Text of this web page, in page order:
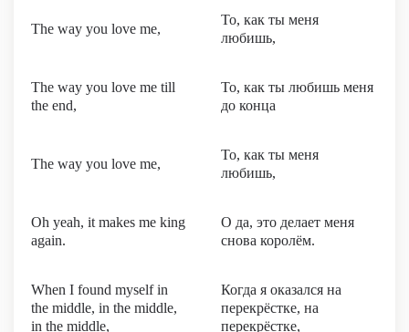
The way you love me,
То, как ты меня
любишь,
The way you love me till
the end,
То, как ты любишь меня
до конца
The way you love me,
То, как ты меня
любишь,
Oh yeah, it makes me king
again.
О да, это делает меня
снова королём.
When I found myself in
the middle, in the middle,
in the middle,
Когда я оказался на
перекрёстке, на
перекрёстке,